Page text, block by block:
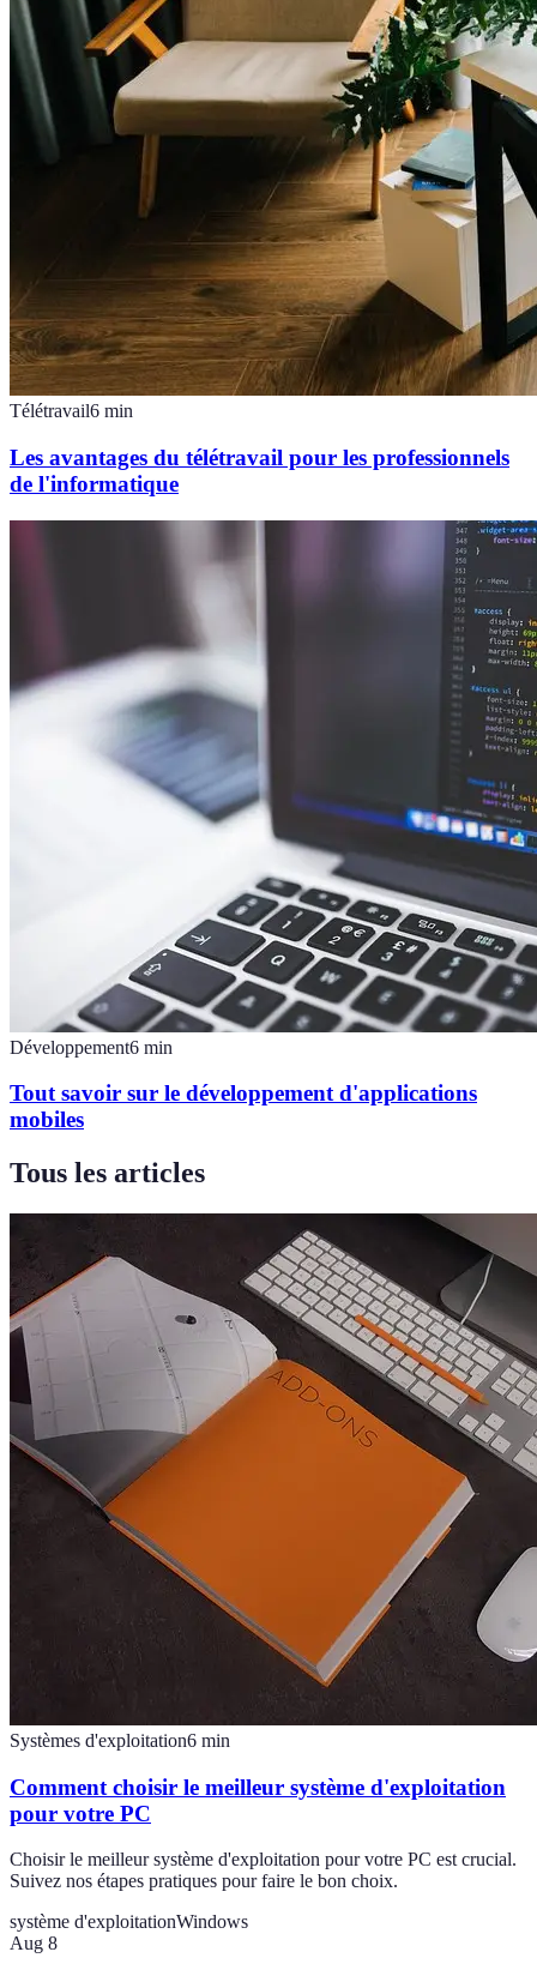
Télétravail6 min
Les avantages du télétravail pour les professionnels
de l'informatique
Développement6 min
Tout savoir sur le développement d'applications
mobiles
Tous les articles
Systèmes d'exploitation6 min
Comment choisir le meilleur système d'exploitation
pour votre PC
Choisir le meilleur système d'exploitation pour votre PC est crucial.
Suivez nos étapes pratiques pour faire le bon choix.
système d'exploitationWindows
Aug 8